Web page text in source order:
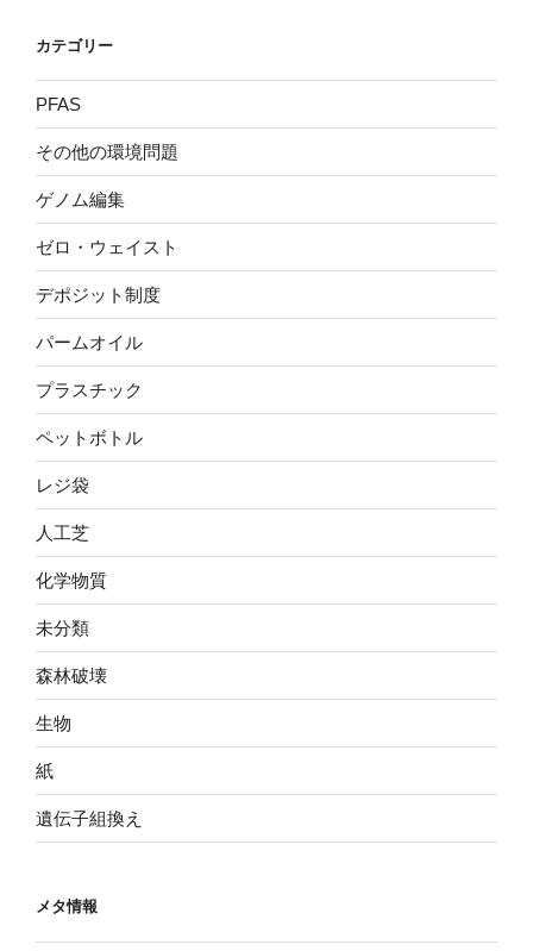
カテゴリー
PFAS
その他の環境問題
ゲノム編集
ゼロ・ウェイスト
デポジット制度
パームオイル
プラスチック
ペットボトル
レジ袋
人工芝
化学物質
未分類
森林破壊
生物
紙
遺伝子組換え
メタ情報